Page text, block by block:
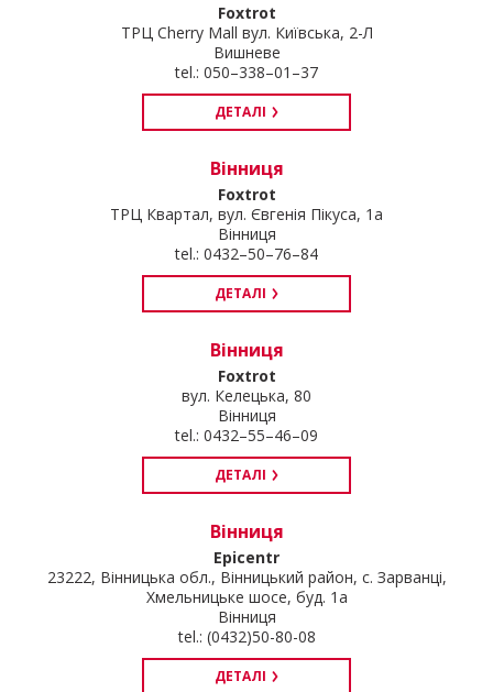
Foxtrot
ТРЦ Cherry Mall вул. Київська, 2-Л
Вишневе
tel.: 050–338–01–37
ДЕТАЛІ
Вінниця
Foxtrot
ТРЦ Квартал, вул. Євгенія Пікуса, 1а
Вінниця
tel.: 0432–50–76–84
ДЕТАЛІ
Вінниця
Foxtrot
вул. Келецька, 80
Вінниця
tel.: 0432–55–46–09
ДЕТАЛІ
Вінниця
Epicentr
23222, Вінницька обл., Вінницький район, с. Зарванці,
Хмельницьке шосе, буд. 1а
Вінниця
tel.: (0432)50-80-08
ДЕТАЛІ